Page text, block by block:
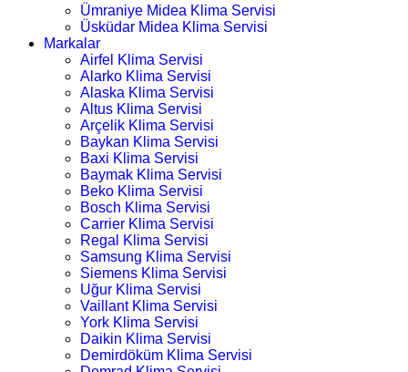
Ümraniye Midea Klima Servisi
Üsküdar Midea Klima Servisi
Markalar
Airfel Klima Servisi
Alarko Klima Servisi
Alaska Klima Servisi
Altus Klima Servisi
Arçelik Klima Servisi
Baykan Klima Servisi
Baxi Klima Servisi
Baymak Klima Servisi
Beko Klima Servisi
Bosch Klima Servisi
Carrier Klima Servisi
Regal Klima Servisi
Samsung Klima Servisi
Siemens Klima Servisi
Uğur Klima Servisi
Vaillant Klima Servisi
York Klima Servisi
Daikin Klima Servisi
Demirdöküm Klima Servisi